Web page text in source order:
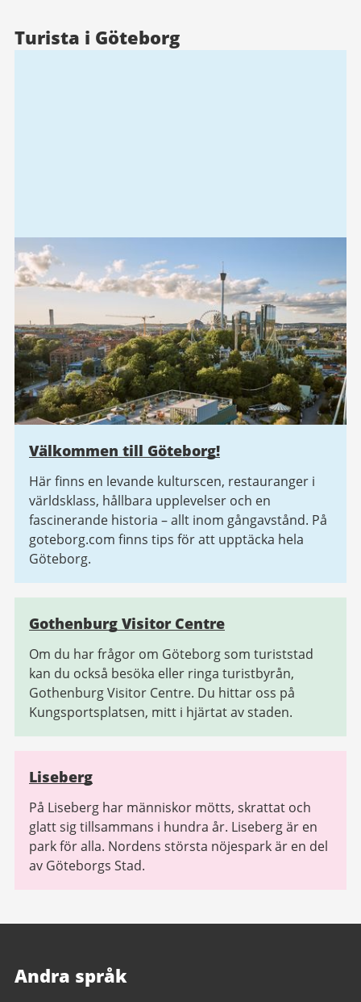
Turista i Göteborg
Välkommen till Göteborg!
Här finns en levande kulturscen, restauranger i
världsklass, hållbara upplevelser och en
fascinerande historia – allt inom gångavstånd. På
goteborg.com finns tips för att upptäcka hela
Göteborg.
Gothenburg Visitor Centre
Om du har frågor om Göteborg som turiststad
kan du också besöka eller ringa turistbyrån,
Gothenburg Visitor Centre. Du hittar oss på
Kungsportsplatsen, mitt i hjärtat av staden.
Liseberg
På Liseberg har människor mötts, skrattat och
glatt sig tillsammans i hundra år. Liseberg är en
park för alla. Nordens största nöjespark är en del
av Göteborgs Stad.
Andra språk